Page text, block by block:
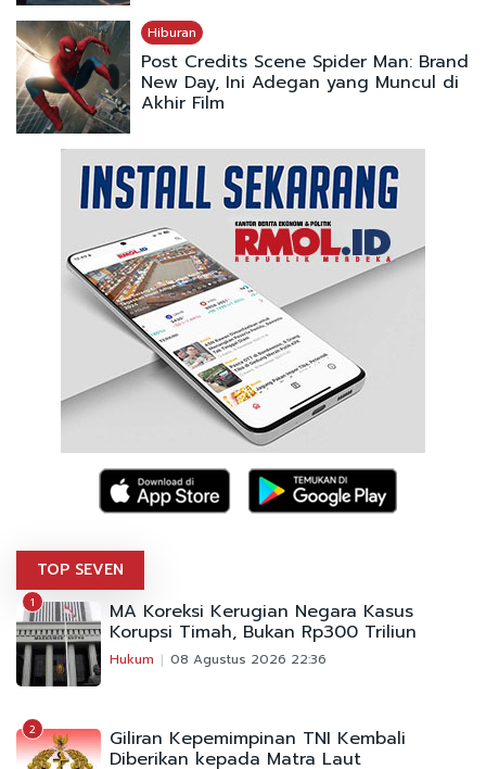
Hiburan
Post Credits Scene Spider Man: Brand
New Day, Ini Adegan yang Muncul di
Akhir Film
TOP SEVEN
1 MA Koreksi Kerugian Negara Kasus
Korupsi Timah, Bukan Rp300 Triliun
Hukum 08 Agustus 2026 22:36
2 Giliran Kepemimpinan TNI Kembali
Diberikan kepada Matra Laut